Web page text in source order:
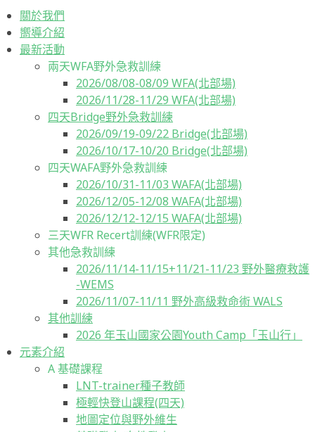
關於我們
嚮導介紹
最新活動
兩天WFA野外急救訓練
2026/08/08-08/09 WFA(北部場)
2026/11/28-11/29 WFA(北部場)
四天Bridge野外急救訓練
2026/09/19-09/22 Bridge(北部場)
2026/10/17-10/20 Bridge(北部場)
四天WAFA野外急救訓練
2026/10/31-11/03 WAFA(北部場)
2026/12/05-12/08 WAFA(北部場)
2026/12/12-12/15 WAFA(北部場)
三天WFR Recert訓練(WFR限定)
其他急救訓練
2026/11/14-11/15+11/21-11/23 野外醫療救護
-WEMS
2026/11/07-11/11 野外高級救命術 WALS
其他訓練
2026 年玉山國家公園Youth Camp「玉山行」
元素介紹
A 基礎課程
LNT-trainer種子教師
極輕快登山課程(四天)
地圖定位與野外維生